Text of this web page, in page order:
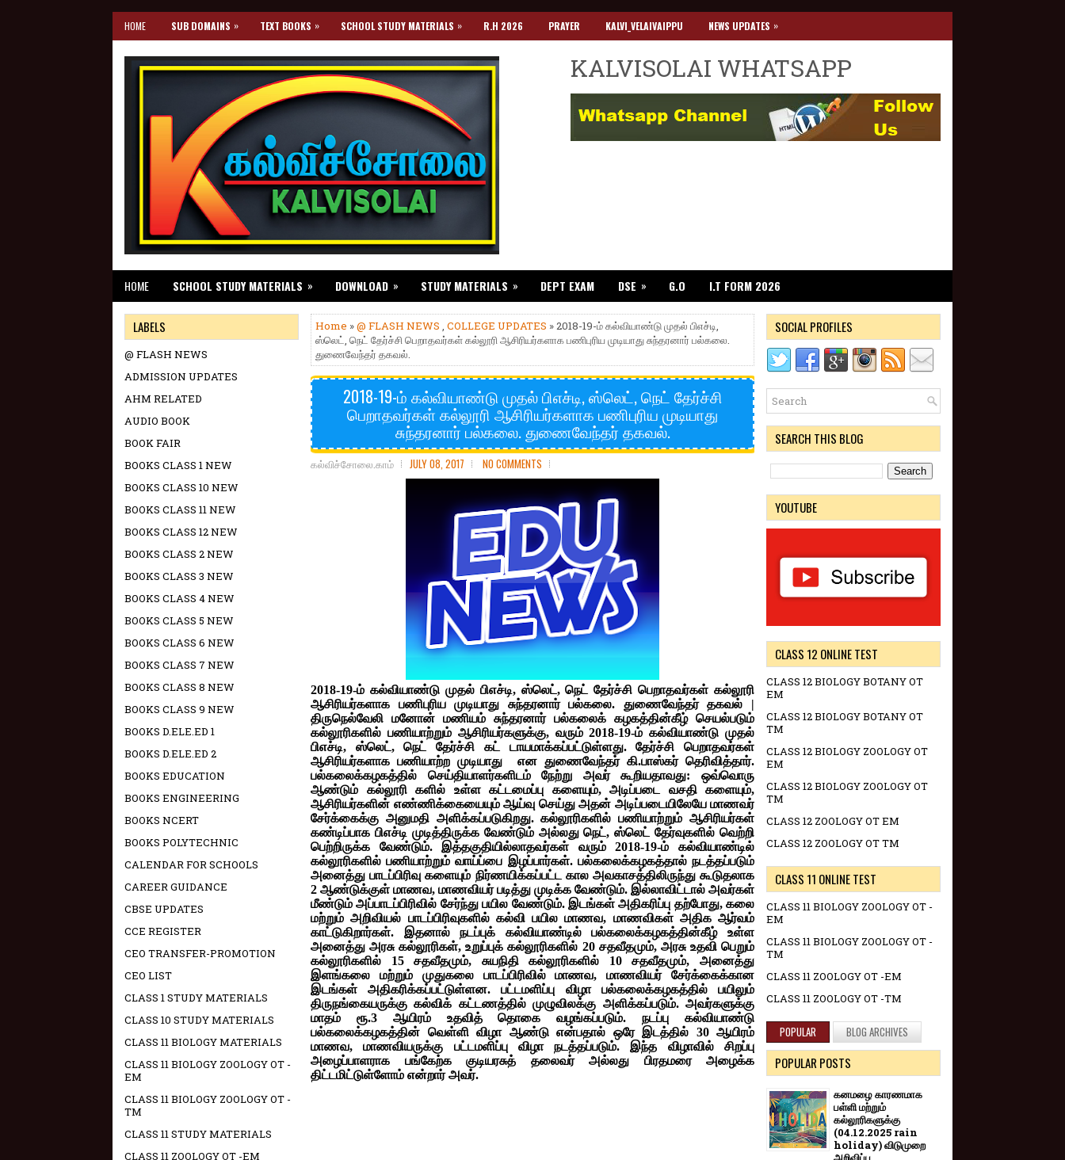
HOME SUB DOMAINS » TEXT BOOKS » SCHOOL STUDY MATERIALS » R.H 2026 PRAYER KALVI_VELAIVAIPPU NEWS UPDATES »
KALVISOLAI WHATSAPP
HOME SCHOOL STUDY MATERIALS » DOWNLOAD » STUDY MATERIALS » DEPT EXAM DSE » G.O I.T FORM 2026
Home »@ FLASH NEWS , COLLEGE UPDATES » 2018-19-ம் கல்வியாண்டு முதல் பிஎச்டி,
ஸ்லெட், நெட் தேர்ச்சி பெறாதவர்கள் கல்லூரி ஆசிரியர்களாக பணிபுரிய முடியாது சுந்தரனார் பல்கலை.
துணைவேந்தர் தகவல்.
2018-19-ம் கல்வியாண்டு முதல் பிஎச்டி, ஸ்லெட், நெட் தேர்ச்சி
பெறாதவர்கள் கல்லூரி ஆசிரியர்களாக பணிபுரிய முடியாது
சுந்தரனார் பல்கலை. துணைவேந்தர் தகவல்.
கல்விச்சோலை.காம் JULY 08, 2017 NO COMMENTS
2018-19-ம் கல்வியாண்டு முதல் பிஎச்டி, ஸ்லெட், நெட் தேர்ச்சி பெறாதவர்கள் கல்லூரி
ஆசிரியர்களாக பணிபுரிய முடியாது சுந்தரனார் பல்கலை. துணைவேந்தர் தகவல் |
திருநெல்வேலி மனோன் மணியம் சுந்தரனார் பல்கலைக் கழகத்தின்கீழ் செயல்படும்
கல்லூரிகளில் பணியாற்றும் ஆசிரியர்களுக்கு, வரும் 2018-19-ம் கல்வியாண்டு முதல்
பிஎச்டி, ஸ்லெட், நெட் தேர்ச்சி கட் டாயமாக்கப்பட்டுள்ளது. தேர்ச்சி பெறாதவர்கள்
ஆசிரியர்களாக பணியாற்ற முடியாது என துணைவேந்தர் கி.பாஸ்கர் தெரிவித்தார்.
பல்கலைக்கழகத்தில் செய்தியாளர்களிடம் நேற்று அவர் கூறியதாவது: ஒவ்வொரு
ஆண்டும் கல்லூரி களில் உள்ள கட்டமைப்பு களையும், அடிப்படை வசதி களையும்,
ஆசிரியர்களின் எண்ணிக்கையையும் ஆய்வு செய்து அதன் அடிப்படையிலேயே மாணவர்
சேர்க்கைக்கு அனுமதி அளிக்கப்படுகிறது. கல்லூரிகளில் பணியாற்றும் ஆசிரியர்கள்
கண்டிப்பாக பிஎச்டி முடித்திருக்க வேண்டும் அல்லது நெட், ஸ்லெட் தேர்வுகளில் வெற்றி
பெற்றிருக்க வேண்டும். இத்தகுதியில்லாதவர்கள் வரும் 2018-19-ம் கல்வியாண்டில்
கல்லூரிகளில் பணியாற்றும் வாய்ப்பை இழப்பார்கள். பல்கலைக்கழகத்தால் நடத்தப்படும்
அனைத்து பாடப்பிரிவு களையும் நிர்ணயிக்கப்பட்ட கால அவகாசத்திலிருந்து கூடுதலாக
2 ஆண்டுக்குள் மாணவ, மாணவியர் படித்து முடிக்க வேண்டும். இல்லாவிட்டால் அவர்கள்
மீண்டும் அப்பாடப்பிரிவில் சேர்ந்து பயில வேண்டும். இடங்கள் அதிகரிப்பு தற்போது, கலை
மற்றும் அறிவியல் பாடப்பிரிவுகளில் கல்வி பயில மாணவ, மாணவிகள் அதிக ஆர்வம்
காட்டுகிறார்கள். இதனால் நடப்புக் கல்வியாண்டில் பல்கலைக்கழகத்தின்கீழ் உள்ள
அனைத்து அரசு கல்லூரிகள், உறுப்புக் கல்லூரிகளில் 20 சதவீதமும், அரசு உதவி பெறும்
கல்லூரிகளில் 15 சதவீதமும், சுயநிதி கல்லூரிகளில் 10 சதவீதமும், அனைத்து
இளங்கலை மற்றும் முதுகலை பாடப்பிரிவில் மாணவ, மாணவியர் சேர்க்கைக்கான
இடங்கள் அதிகரிக்கப்பட்டுள்ளன. பட்டமளிப்பு விழா பல்கலைக்கழகத்தில் பயிலும்
திருநங்கையருக்கு கல்விக் கட்டணத்தில் முழுவிலக்கு அளிக்கப்படும். அவர்களுக்கு
மாதம் ரூ.3 ஆயிரம் உதவித் தொகை வழங்கப்படும். நடப்பு கல்வியாண்டு
பல்கலைக்கழகத்தின் வெள்ளி விழா ஆண்டு என்பதால் ஒரே இடத்தில் 30 ஆயிரம்
மாணவ, மாணவியருக்கு பட்டமளிப்பு விழா நடத்தப்படும். இந்த விழாவில் சிறப்பு
அழைப்பாளராக பங்கேற்க குடியரசுத் தலைவர் அல்லது பிரதமரை அழைக்க
திட்டமிட்டுள்ளோம் என்றார் அவர்.
LABELS
@ FLASH NEWS
ADMISSION UPDATES
AHM RELATED
AUDIO BOOK
BOOK FAIR
BOOKS CLASS 1 NEW
BOOKS CLASS 10 NEW
BOOKS CLASS 11 NEW
BOOKS CLASS 12 NEW
BOOKS CLASS 2 NEW
BOOKS CLASS 3 NEW
BOOKS CLASS 4 NEW
BOOKS CLASS 5 NEW
BOOKS CLASS 6 NEW
BOOKS CLASS 7 NEW
BOOKS CLASS 8 NEW
BOOKS CLASS 9 NEW
BOOKS D.ELE.ED 1
BOOKS D.ELE.ED 2
BOOKS EDUCATION
BOOKS ENGINEERING
BOOKS NCERT
BOOKS POLYTECHNIC
CALENDAR FOR SCHOOLS
CAREER GUIDANCE
CBSE UPDATES
CCE REGISTER
CEO TRANSFER-PROMOTION
CEO LIST
CLASS 1 STUDY MATERIALS
CLASS 10 STUDY MATERIALS
CLASS 11 BIOLOGY MATERIALS
CLASS 11 BIOLOGY ZOOLOGY OT -
EM
CLASS 11 BIOLOGY ZOOLOGY OT -
TM
CLASS 11 STUDY MATERIALS
CLASS 11 ZOOLOGY OT -EM
SOCIAL PROFILES
SEARCH THIS BLOG
YOUTUBE
CLASS 12 ONLINE TEST
CLASS 12 BIOLOGY BOTANY OT
EM
CLASS 12 BIOLOGY BOTANY OT
TM
CLASS 12 BIOLOGY ZOOLOGY OT
EM
CLASS 12 BIOLOGY ZOOLOGY OT
TM
CLASS 12 ZOOLOGY OT EM
CLASS 12 ZOOLOGY OT TM
CLASS 11 ONLINE TEST
CLASS 11 BIOLOGY ZOOLOGY OT -
EM
CLASS 11 BIOLOGY ZOOLOGY OT -
TM
CLASS 11 ZOOLOGY OT -EM
CLASS 11 ZOOLOGY OT -TM
POPULAR BLOG ARCHIVES
POPULAR POSTS
கனமழை காரணமாக
பள்ளி மற்றும்
கல்லூரிகளுக்கு
(04.12.2025 rain
holiday) விடுமுறை